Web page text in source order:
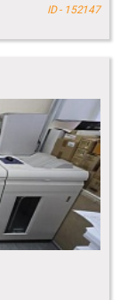
ID - 152147